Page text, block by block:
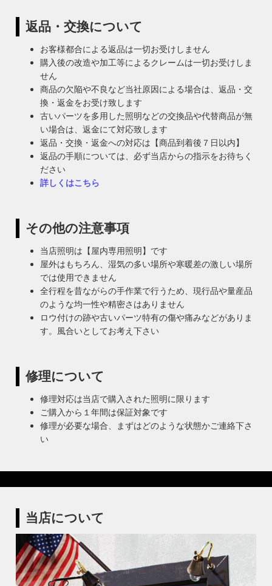
返品・交換について
お客様都合による返品は一切お受けしません
購入後の改造や加工等によるクレームは一切お受けしま
せん
商品の欠陥や不良など当社原因による場合は、返品・交
換・返金をお受け致します
古いパーツを多用した照明などの交換品や代替商品が無
い場合は、返金にて対応致します
返品・交換・返金への対応は【商品到着後７日以内】
返品の手順については、必ず当店からの指示をお待ちく
ださい
詳しくはこちら
その他の注意事項
当店照明は【屋内専用照明】です
屋外はもちろん、湿気の多い場所や寒暖差の激しい場所
では使用できません
全行程を昔ながらの手作業で行うため、現行品や量産品
のような均一性や精密さはありません
ロウ付けの跡や古いパーツ特有の傷や痛みなどがありま
す。風合いとしてお考え下さい
修理について
修理対応は当店で購入された照明に限ります
ご購入から１年間は保証対象です
修理が必要な場合、まずはどのような状態かご連絡下さ
い
当店について